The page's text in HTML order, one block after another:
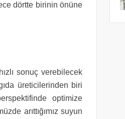
dörtte birinin önüne
sonuç verebilecek
üreticilerinden biri
optimize
arıttığımız suyun